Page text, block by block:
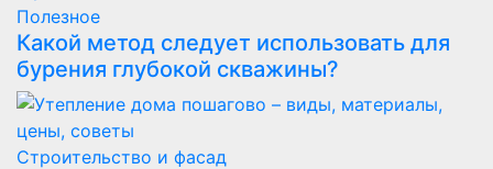
Полезнoe
Какой метод следует использовать для
бурения глубокой скважины?
Строительство и фасад